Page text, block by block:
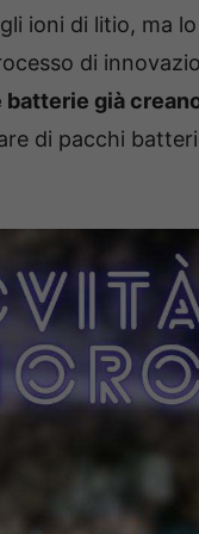
ioni di litio, ma
di
già
di pacchi